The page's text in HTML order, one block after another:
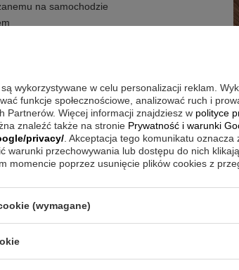
na samochodzie
wykonanie
kluczy, aby motyw auta był zawsze
całości bardziej osobisty charakter. To
który nie zajmuje dużo miejsca, a
codziennym użytkowaniu warto
wygląd.
bo liczy się tu prosta forma i treść
drobiazg
wykorzystywane w celu personalizacji reklam.
funkcje społecznościowe, analizować ruch i
Partnerów. Więcej informacji znajdziesz w polityce
znaleźć także na stronie Prywatność i warunki
privacy/ . Akceptacja tego komunikatu
warunki przechowywania lub dostępu do nich
momencie poprzez usunięcie plików cookies z
(wymagane)